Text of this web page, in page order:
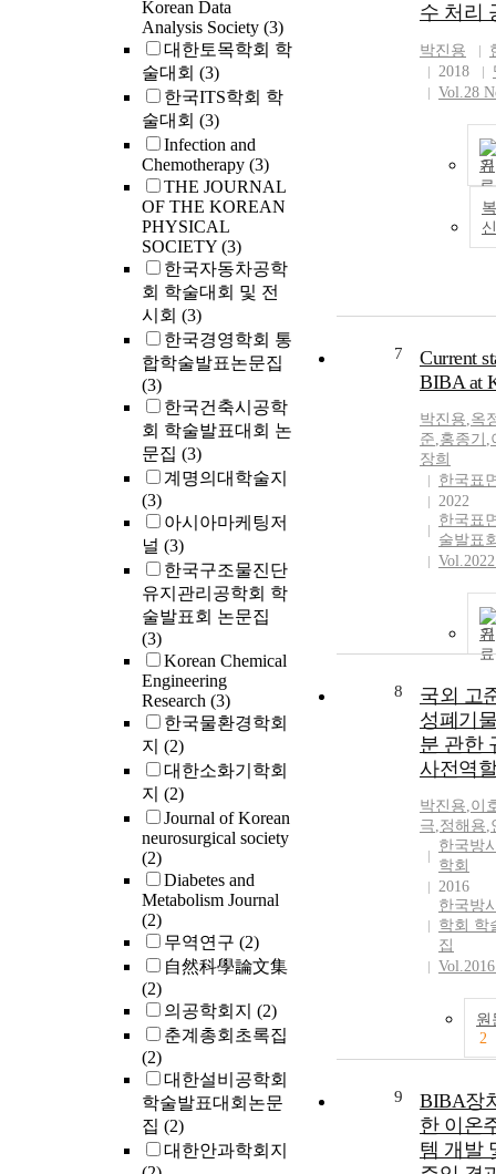
Korean Data
Analysis Society (3)
대한토목학회 학
술대회 (3)
한국ITS학회 학
술대회 (3)
Infection and
Chemotherapy (3)
THE JOURNAL
OF THE KOREAN
PHYSICAL
SOCIETY (3)
한국자동차공학
회 학술대회 및 전
시회 (3)
한국경영학회 통
합학술발표논문집
(3)
한국건축시공학
회 학술발표대회 논
문집 (3)
계명의대학술지
(3)
아시아마케팅저
널 (3)
한국구조물진단
유지관리공학회 학
술발표회 논문집
(3)
Korean Chemical
Engineering
Research (3)
한국물환경학회
지 (2)
대한소화기학회
지 (2)
Journal of Korean
neurosurgical society
(2)
Diabetes and
Metabolism Journal
(2)
무역연구 (2)
自然科學論文集
(2)
의공학회지 (2)
춘계총회초록집
(2)
대한설비공학회
학술발표대회논문
집 (2)
대한안과학회지
수 처리
박진용
2018
Vol.28
기
7
Current
BIBA at
박진용,옥
준,홍종기 ,
장희
한국표
2022
한국표
술발표
기
8
국외 고
성폐기
분 관한
사전역
박진용,이
극,정해용,
한국방
학회
2016
한국방
학회 학
집
원
2
9
BIBA장
한 이온
템 개발